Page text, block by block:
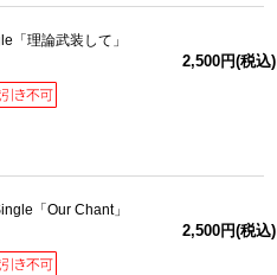
「理論武装して」
2,500円(税込)
「Our Chant」
2,500円(税込)